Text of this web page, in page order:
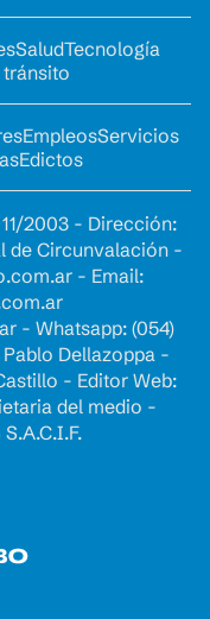
SaludTecnología
tránsito
EmpleosServicios
Edictos
2003 - Dirección:
de Circunvalación -
- Email:
- Whatsapp: (054)
Dellazoppa -
- Editor Web:
del medio -